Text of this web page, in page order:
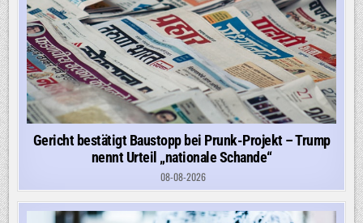
Gericht bestätigt Baustopp bei Prunk-Projekt – Trump
nennt Urteil „nationale Schande“
08-08-2026